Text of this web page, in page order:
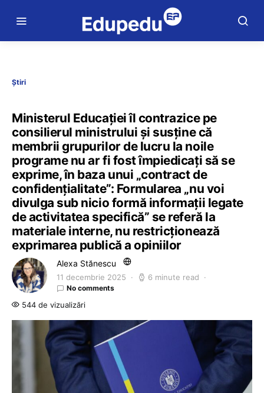
Știri
Ministerul Educației îl contrazice pe
consilierul ministrului și susține că
membrii grupurilor de lucru la noile
programe nu ar fi fost împiedicați să se
exprime, în baza unui „contract de
confidențialitate”: Formularea „nu voi
divulga sub nicio formă informații legate
de activitatea specifică” se referă la
materiale interne, nu restricționează
exprimarea publică a opiniilor
Alexa Stănescu
11 decembrie 2025 6 minute read
No comments
544 de vizualizări